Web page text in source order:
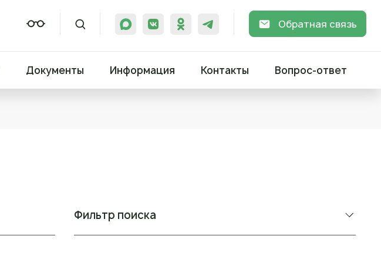
Обратная связь
Документы Информация Контакты Вопрос-ответ
Фильтр поиска